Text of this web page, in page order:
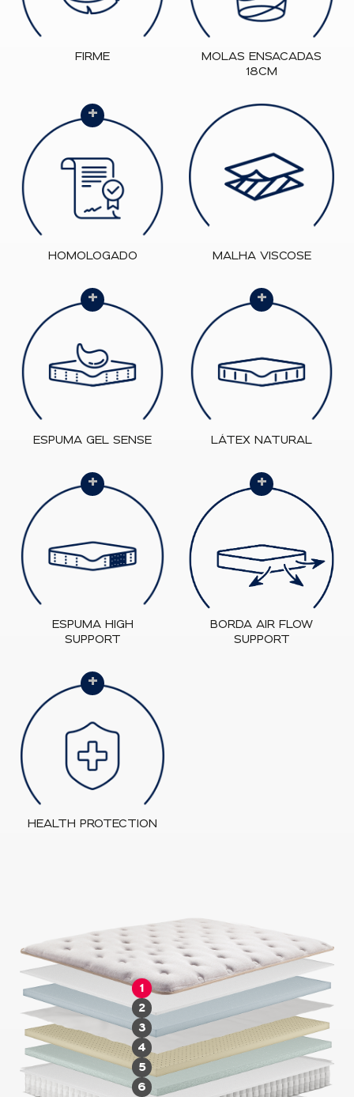
FIRME
MOLAS ENSACADAS
18CM
+
HOMOLOGADO MALHA VISCOSE
+
ESPUMA GEL SENSE
+
LÁTEX NATURAL
+
ESPUMA HIGH
SUPPORT
+
BORDA AIR FLOW
SUPPORT
+
HEALTH PROTECTION
1
2
3
4
5
6